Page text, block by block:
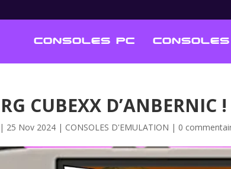
CONSOLES PC CONSOLES
CUBEXX D’ANBERNIC !
| 25 Nov 2024 | CONSOLES D'EMULATION | 0